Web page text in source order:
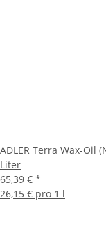
ADLER Terra Wax-Oil
Liter
65,39 € *
26,15 € pro 1 l